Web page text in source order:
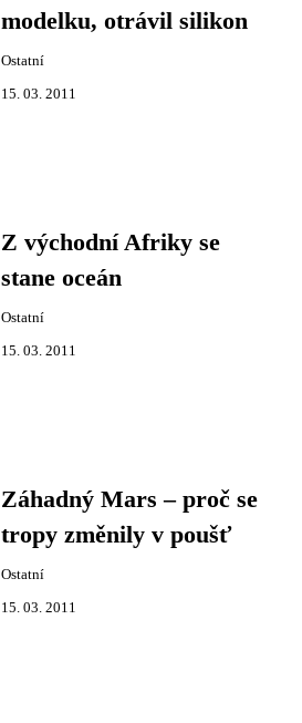
modelku, otrávil silikon
Ostatní
15. 03. 2011
Z východní Afriky se
stane oceán
Ostatní
15. 03. 2011
Záhadný Mars – proč se
tropy změnily v poušť
Ostatní
15. 03. 2011